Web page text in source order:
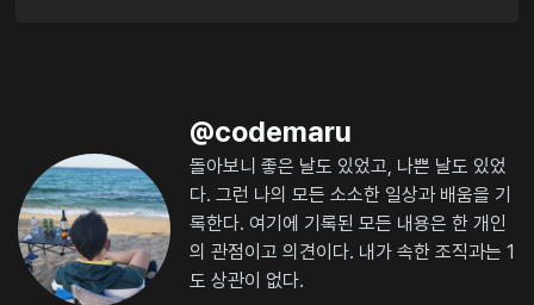
@codemaru
돌아보니 좋은 날도 있었고, 나쁜 날도 있었
다. 그런 나의 모든 소소한 일상과 배움을 기
록한다. 여기에 기록된 모든 내용은 한 개인
의 관점이고 의견이다. 내가 속한 조직과는 1
도 상관이 없다.